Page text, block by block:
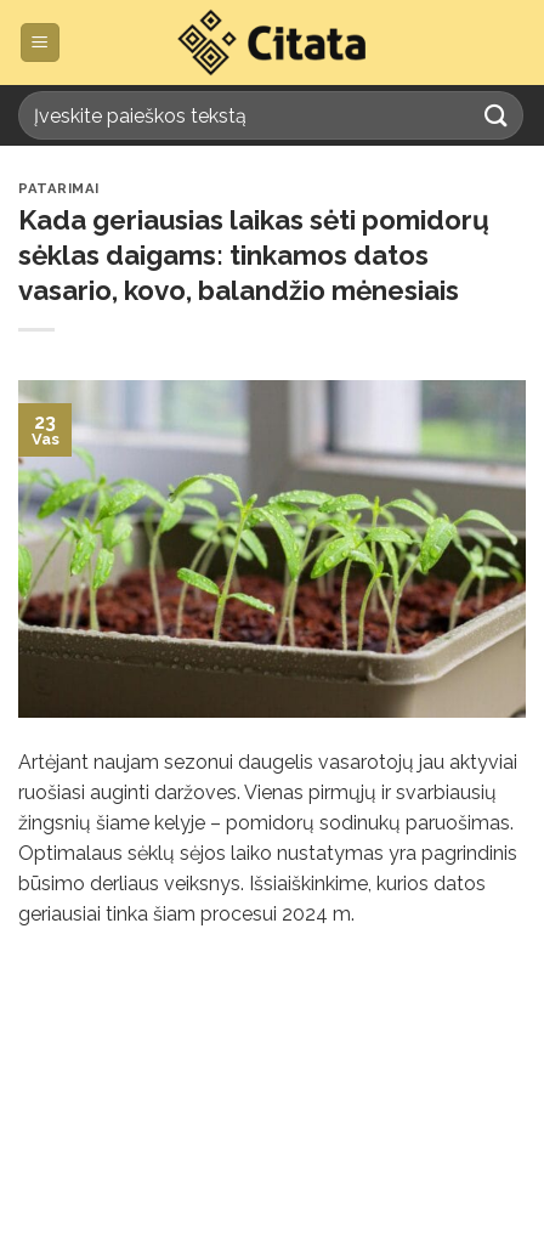
PATARIMAI
Kada geriausias laikas sėti pomidorų
sėklas daigams: tinkamos datos
vasario, kovo, balandžio mėnesiais
23
Vas
Artėjant naujam sezonui daugelis vasarotojų jau aktyviai
ruošiasi auginti daržoves. Vienas pirmųjų ir svarbiausių
žingsnių šiame kelyje – pomidorų sodinukų paruošimas.
Optimalaus sėklų sėjos laiko nustatymas yra pagrindinis
būsimo derliaus veiksnys. Išsiaiškinkime, kurios datos
geriausiai tinka šiam procesui 2024 m.